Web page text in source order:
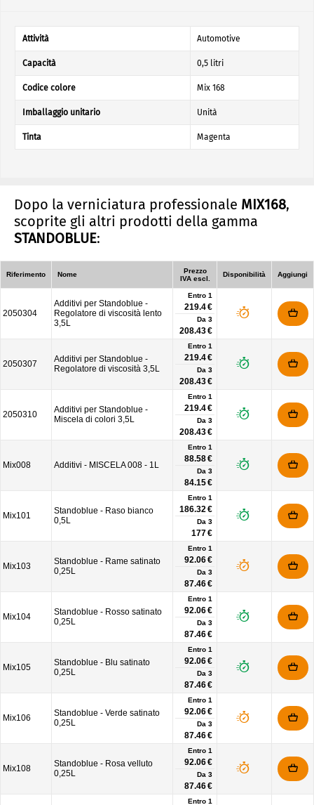
Attività Automotive
Capacità 0,5 litri
Codice colore Mix 168
Imballaggio unitario Unità
Tinta Magenta
Dopo la verniciatura professionale MIX168,
scoprite gli altri prodotti della gamma
STANDOBLUE:
Riferimento Nome
Prezzo
IVA escl.
Disponibilità Aggiungi
2050304
Additivi per Standoblue -
Regolatore di viscosità lento
3,5L
Entro 1
219.4 €
Da 3
208.43 €
2050307
Additivi per Standoblue -
Regolatore di viscosità 3,5L
Entro 1
219.4 €
Da 3
208.43 €
2050310
Additivi per Standoblue -
Miscela di colori 3,5L
Entro 1
219.4 €
Da 3
208.43 €
Mix008 Additivi - MISCELA 008 - 1L
Entro 1
88.58 €
Da 3
84.15 €
Mix101
Standoblue - Raso bianco
0,5L
Entro 1
186.32 €
Da 3
177 €
Mix103
Standoblue - Rame satinato
0,25L
Entro 1
92.06 €
Da 3
87.46 €
Mix104
Standoblue - Rosso satinato
0,25L
Entro 1
92.06 €
Da 3
87.46 €
Mix105
Standoblue - Blu satinato
0,25L
Entro 1
92.06 €
Da 3
87.46 €
Mix106
Standoblue - Verde satinato
0,25L
Entro 1
92.06 €
Da 3
87.46 €
Mix108
Standoblue - Rosa velluto
0,25L
Entro 1
92.06 €
Da 3
87.46 €
Entro 1